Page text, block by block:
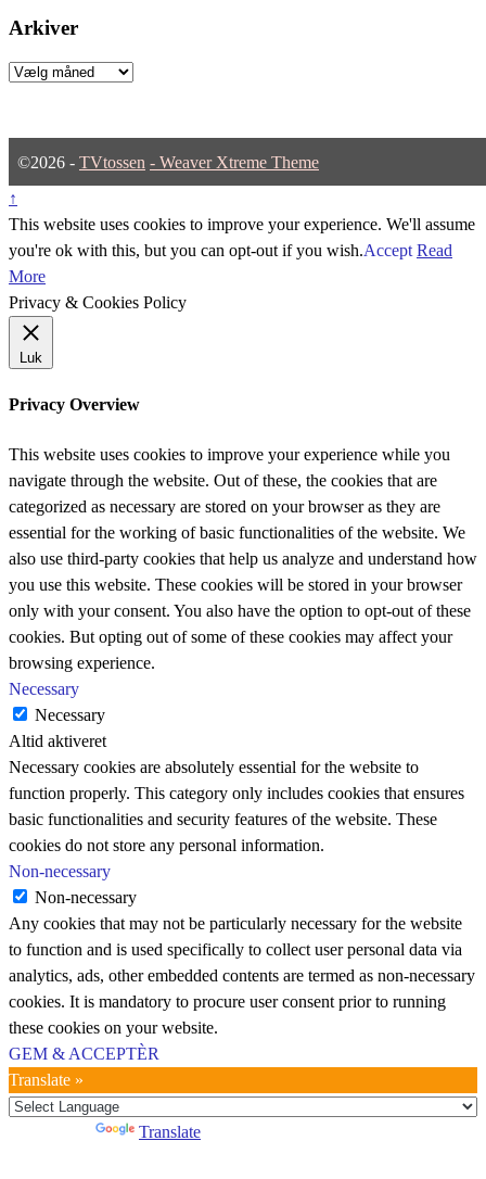
Arkiver
Arkiver
©2026 - TVtossen - Weaver Xtreme Theme
↑
This website uses cookies to improve your experience. We'll assume
you're ok with this, but you can opt-out if you wish.Accept Read
More
Privacy & Cookies Policy
Luk
Privacy Overview
This website uses cookies to improve your experience while you
navigate through the website. Out of these, the cookies that are
categorized as necessary are stored on your browser as they are
essential for the working of basic functionalities of the website. We
also use third-party cookies that help us analyze and understand how
you use this website. These cookies will be stored in your browser
only with your consent. You also have the option to opt-out of these
cookies. But opting out of some of these cookies may affect your
browsing experience.
Necessary
Necessary
Altid aktiveret
Necessary cookies are absolutely essential for the website to
function properly. This category only includes cookies that ensures
basic functionalities and security features of the website. These
cookies do not store any personal information.
Non-necessary
Non-necessary
Any cookies that may not be particularly necessary for the website
to function and is used specifically to collect user personal data via
analytics, ads, other embedded contents are termed as non-necessary
cookies. It is mandatory to procure user consent prior to running
these cookies on your website.
GEM & ACCEPTÈR
Translate »
Translate